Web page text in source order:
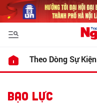
Theo Dòng Sự Kiện
BẠO LỰC